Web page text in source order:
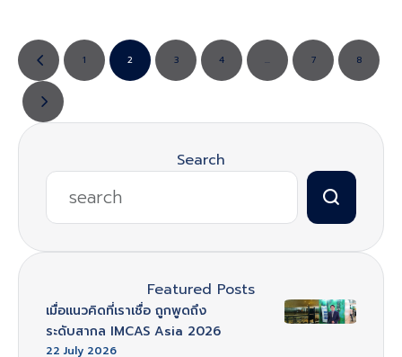
1 2 3 4 … 7 8
Search
Featured Posts
เมื่อแนวคิดที่เราเชื่อ ถูกพูดถึง
ระดับสากล IMCAS Asia 2026
22 July 2026